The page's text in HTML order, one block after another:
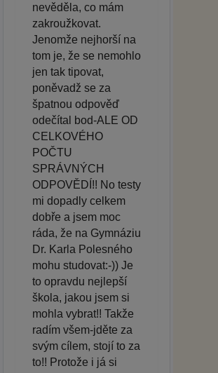
nevěděla, co mám
zakroužkovat.
Jenomže nejhorší na
tom je, že se nemohlo
jen tak tipovat,
poněvadž se za
špatnou odpověď
odečítal bod-ALE OD
CELKOVÉHO
POČTU
SPRÁVNÝCH
ODPOVĚDÍ!! No testy
mi dopadly celkem
dobře a jsem moc
ráda, že na Gymnáziu
Dr. Karla Polesného
mohu studovat:-)) Je
to opravdu nejlepší
škola, jakou jsem si
mohla vybrat!! Takže
radím všem-jděte za
svým cílem, stojí to za
to!! Protože i já si